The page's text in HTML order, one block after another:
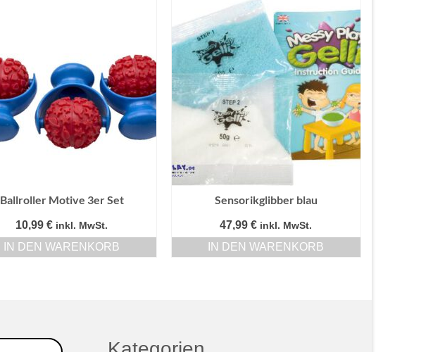
Ballroller Motive 3er Set
10,99€ inkl. MwSt.
IN DEN WARENKORB
Sensorikglibber blau
47,99€ inkl. MwSt.
IN DEN WARENKORB